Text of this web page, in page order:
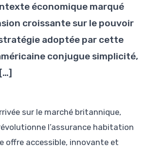
économique marqué
croissante sur le pouvoir
adoptée par cette
conjugue simplicité,
sur le marché britannique,
l’assurance habitation
offre accessible, innovante et